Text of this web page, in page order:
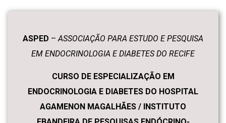
ASPED –ASSOCIAÇÃO PARA ESTUDO E PESQUISA
EM ENDOCRINOLOGIA E DIABETES DO RECIFE
CURSO DE ESPECIALIZAÇÃO EM
ENDOCRINOLOGIA E DIABETES DO HOSPITAL
AGAMENON MAGALHÃES / INSTITUTO